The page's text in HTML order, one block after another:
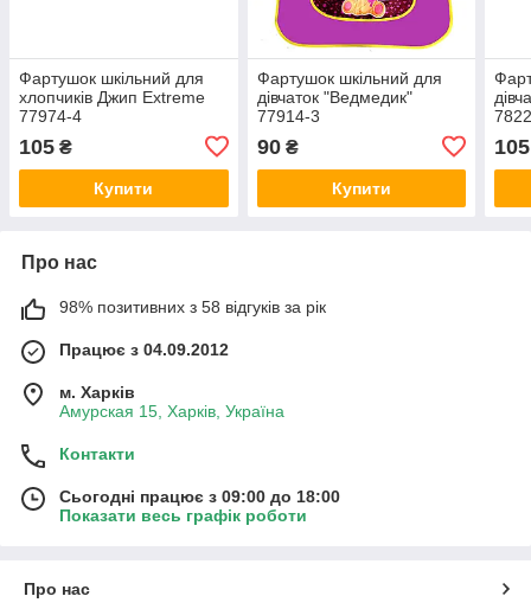
Фартушок шкільний для
хлопчиків Джип Extreme
77974-4
105 ₴
Купити
Фартушок шкільний для
дівчаток "Ведмедик"
77914-3
90₴
Купити
105
Про нас
98% позитивних з 58 відгуків за рік
Працює з 04.09.2012
м. Харків
Амурская 15, Харків, Україна
Контакти
Сьогодні працює з 09:00 до 18:00
Показати весь графік роботи
Про нас